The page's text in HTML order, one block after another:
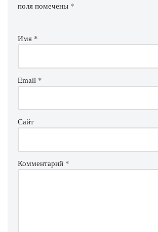
поля помечены *
Имя *
Email *
Сайт
Комментарий *